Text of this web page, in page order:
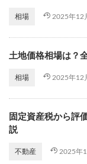
相場 2025年12
土地価格相場は？
相場 2025年12
固定資産税から評
説
不動産 2025年